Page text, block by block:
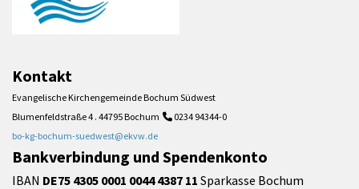
Kontakt
Evangelische Kirchengemeinde Bochum Südwest
Blumenfeldstraße 4 . 44795 Bochum  0234 94344-0
bo-kg-bochum-suedwest@ekvw.de
Bankverbindung und Spendenkonto
IBAN DE75 4305 0001 0044 4387 11 Sparkasse Bochum